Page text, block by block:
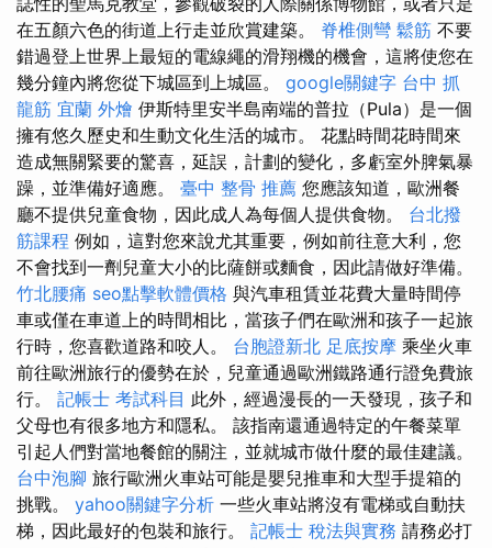
在五顏六色的街道上行走並欣賞建築。 脊椎側彎 鬆筋 不要
錯過登上世界上最短的電線繩的滑翔機的機會，這將使您在
幾分鐘內將您從下城區到上城區。 google關鍵字 台中 抓
龍筋 宜蘭 外燴 伊斯特里安半島南端的普拉（Pula）是一個
擁有悠久歷史和生動文化生活的城市。 花點時間花時間來
造成無關緊要的驚喜，延誤，計劃的變化，多虧室外脾氣暴
躁，並準備好適應。 臺中 整骨 推薦 您應該知道，歐洲餐
廳不提供兒童食物，因此成人為每個人提供食物。 台北撥
筋課程 例如，這對您來說尤其重要，例如前往意大利，您
不會找到一劑兒童大小的比薩餅或麵食，因此請做好準備。
竹北腰痛 seo點擊軟體價格 與汽車租賃並花費大量時間停
車或僅在車道上的時間相比，當孩子們在歐洲和孩子一起旅
行時，您喜歡道路和咬人。 台胞證新北 足底按摩 乘坐火車
前往歐洲旅行的優勢在於，兒童通過歐洲鐵路通行證免費旅
行。 記帳士 考試科目 此外，經過漫長的一天發現，孩子和
父母也有很多地方和隱私。 該指南還通過特定的午餐菜單
引起人們對當地餐館的關注，並就城市做什麼的最佳建議。
台中泡腳 旅行歐洲火車站可能是嬰兒推車和大型手提箱的
挑戰。 yahoo關鍵字分析 一些火車站將沒有電梯或自動扶
梯，因此最好的包裝和旅行。 記帳士 稅法與實務 請務必打